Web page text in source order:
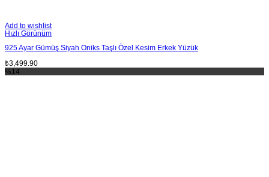
Add to wishlist
Hızlı Görünüm
925 Ayar Gümüş Siyah Oniks Taşlı Özel Kesim Erkek Yüzük
₺3,499.90
%14